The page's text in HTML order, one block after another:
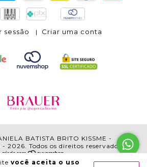
você aceita o uso
sessão | Criar uma conta
Feito por @agenciabrauer
BATISTA BRITO KISSME -
2026. Todos os direitos reservados.